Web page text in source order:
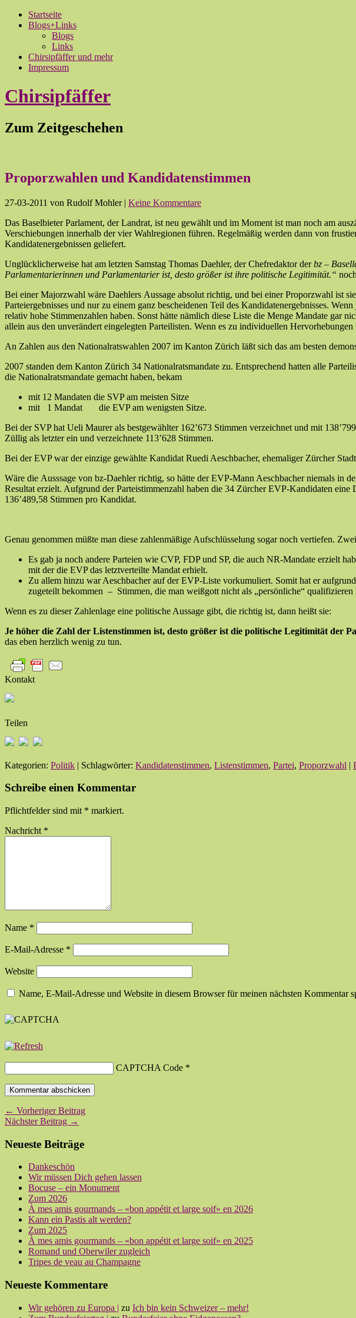
Startseite
Blogs+Links
Blogs
Links
Chirsipfäffer und mehr
Impressum
Chirsipfäffer
Zum Zeitgeschehen
Proporzwahlen und Kandidatenstimmen
27-03-2011 von Rudolf Mohler| Keine Kommentare
Das Baselbieter Parlament, der Landrat, ist neu gewählt und im Moment ist man noch am
Verschiebungen innerhalb der vier Wahlregionen führen. Regelmäßig werden dann von
Kandidatenergebnissen geliefert.
Unglücklicherweise hat am letzten Samstag Thomas Daehler, der Chefredaktor derbz –
Parlamentarierinnen und Parlamentarier ist, desto größer ist ihre politische Legitimität.“
Bei einer Majorzwahl wäre Daehlers Aussage absolut richtig, und bei einer Proporzwahl ist
Parteiergebnisses und nur zu einem ganz bescheidenen Teil des Kandidatenergebnisses.
relativ hohe Stimmenzahlen haben. Sonst hätte nämlich diese Liste die Menge Mandate gar
allein aus den unverändert eingelegten Parteilisten. Wenn es zu individuellen
An Zahlen aus den Nationalratswahlen 2007 im Kanton Zürich läßt sich das am besten
2007 standen dem Kanton Zürich 34 Nationalratsmandate zu. Entsprechend hatten alle
die Nationalratsmandate gemacht haben, bekam
mit 12 Mandaten die SVP am meisten Sitze
mit 1 Mandat die EVP am wenigsten Sitze.
Bei der SVP hat Ueli Maurer als bestgewählter 162’673 Stimmen verzeichnet und mit
Züllig als letzter ein und verzeichnete 113’628 Stimmen.
Bei der EVP war der einzige gewählte Kandidat Ruedi Aeschbacher, ehemaliger Zürcher
Wäre die Ausssage von bz-Daehler richtig, so hätte der EVP-Mann Aeschbacher niemals in
Resultat erzielt. Aufgrund der Parteistimmenzahl haben die 34 Zürcher EVP-Kandidaten
136’489,58 Stimmen pro Kandidat.
Genau genommen müßte man diese zahlenmäßige Aufschlüsselung sogar noch vertiefen.
Es gab ja noch andere Parteien wie CVP, FDP und SP, die auch NR-Mandate erzielt
mit der die EVP das letztverteilte Mandat erhielt.
Zu allem hinzu war Aeschbacher auf der EVP-Liste vorkumuliert. Somit hat er
zugeteilt bekommen – Stimmen, die man weißgott nicht als „persönliche“ qualifizieren
Wenn es zu dieser Zahlenlage eine politische Aussage gibt, die richtig ist, dann heißt sie:
Je höher die Zahl der Listenstimmen ist, desto größer ist die politische Legitimität der
das eben herzlich wenig zu tun.
Kontakt
Teilen
Kategorien: Politik | Schlagwörter: Kandidatenstimmen, Listenstimmen, Partei, Proporzwahl |
Schreibe einen Kommentar
Pflichtfelder sind mit * markiert.
Nachricht *
Name *
E-Mail-Adresse *
Website
Name, E-Mail-Adresse und Website in diesem Browser für meinen nächsten Kommentar
CAPTCHA Code *
← Vorheriger Beitrag
Nächster Beitrag →
Neueste Beiträge
Dankeschön
Wir müssen Dich gehen lassen
Bocuse – ein Monument
Zum 2026
À mes amis gourmands – «bon appétit et large soif» en 2026
Kann ein Pastis alt werden?
Zum 2025
À mes amis gourmands – «bon appétit et large soif» en 2025
Romand und Oberwiler zugleich
Tripes de veau au Champagne
Neueste Kommentare
Wir gehören zu Europa | zu Ich bin kein Schweizer – mehr!